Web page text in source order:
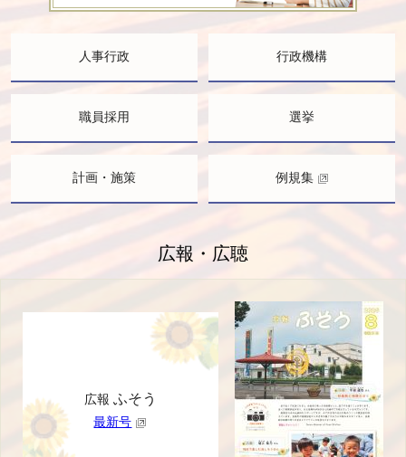
人事行政 行政機構
職員採用 選挙
計画・施策 例規集
広報・広聴
広報 ふそう
最新号